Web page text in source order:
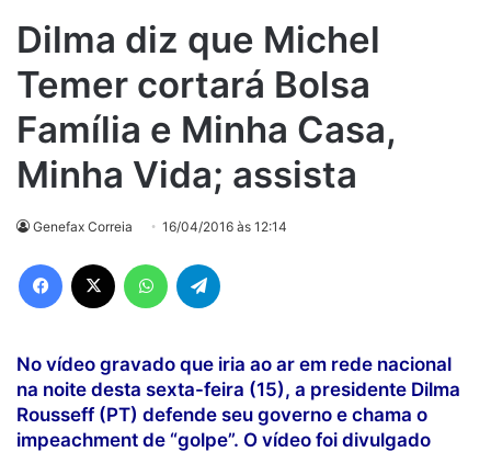
Dilma diz que Michel
Temer cortará Bolsa
Família e Minha Casa,
Minha Vida; assista
Genefax Correia 16/04/2016 às 12:14
Facebook WhatsApp
No vídeo gravado que iria ao ar em rede nacional
na noite desta sexta-feira (15), a presidente Dilma
Rousseff (PT) defende seu governo e chama o
impeachment de “golpe”. O vídeo foi divulgado